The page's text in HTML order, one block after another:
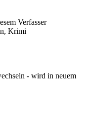
Verfasser
Krimi
- wird in neuem